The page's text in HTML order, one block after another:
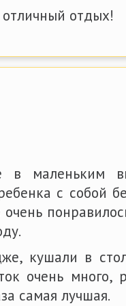
отдых!
маленьким
с собой
кушали в
очень много,
самая лучшая.